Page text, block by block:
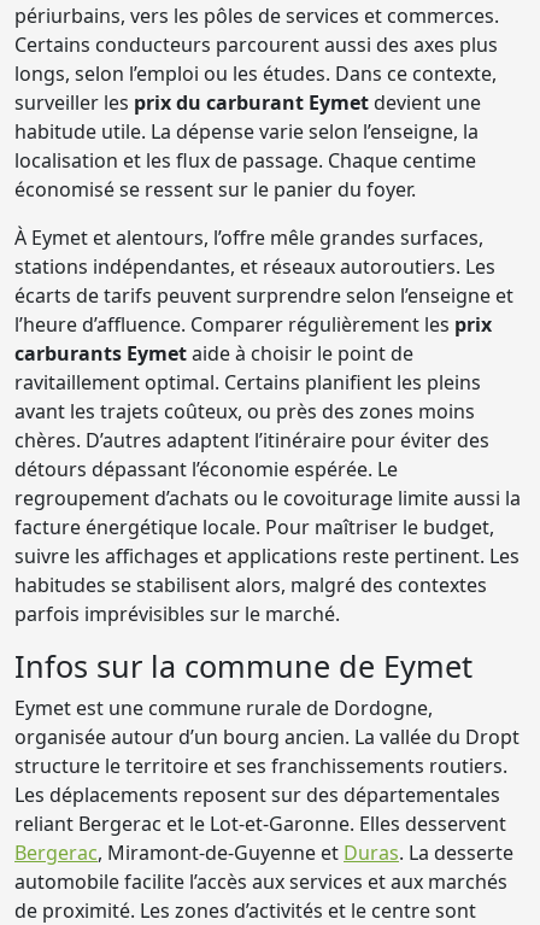
périurbains, vers les pôles de services et commerces.
Certains conducteurs parcourent aussi des axes plus
longs, selon l’emploi ou les études. Dans ce contexte,
surveiller les prix du carburant Eymetdevient une
habitude utile. La dépense varie selon l’enseigne, la
localisation et les flux de passage. Chaque centime
économisé se ressent sur le panier du foyer.
À Eymet et alentours, l’offre mêle grandes surfaces,
stations indépendantes, et réseaux autoroutiers. Les
écarts de tarifs peuvent surprendre selon l’enseigne et
l’heure d’affluence. Comparer régulièrement les prix
carburants Eymetaide à choisir le point de
ravitaillement optimal. Certains planifient les pleins
avant les trajets coûteux, ou près des zones moins
chères. D’autres adaptent l’itinéraire pour éviter des
détours dépassant l’économie espérée. Le
regroupement d’achats ou le covoiturage limite aussi la
facture énergétique locale. Pour maîtriser le budget,
suivre les affichages et applications reste pertinent. Les
habitudes se stabilisent alors, malgré des contextes
parfois imprévisibles sur le marché.
Infos sur la commune de Eymet
Eymet est une commune rurale de Dordogne,
organisée autour d’un bourg ancien. La vallée du Dropt
structure le territoire et ses franchissements routiers.
Les déplacements reposent sur des départementales
reliant Bergerac et le Lot-et-Garonne. Elles desservent
Bergerac, Miramont-de-Guyenne et Duras. La desserte
automobile facilite l’accès aux services et aux marchés
de proximité. Les zones d’activités et le centre sont